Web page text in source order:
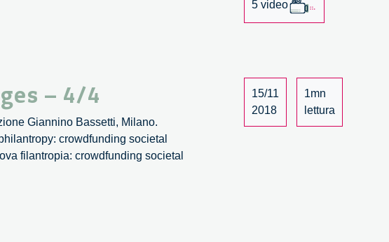
5 video
– 4/4
Giannino Bassetti, Milano.
crowdfunding societal
filantropia: crowdfunding societal
15/11
2018
1mn
lettura